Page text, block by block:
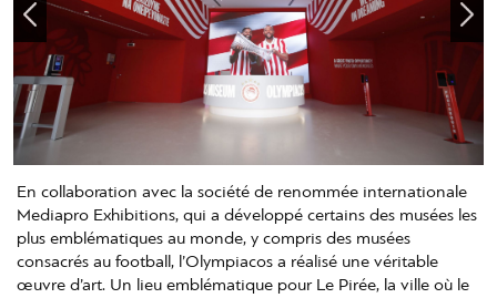
En collaboration avec la société de renommée internationale
Mediapro Exhibitions, qui a développé certains des musées les
plus emblématiques au monde, y compris des musées
consacrés au football, l’Olympiacos a réalisé une véritable
œuvre d’art. Un lieu emblématique pour Le Pirée, la ville où le